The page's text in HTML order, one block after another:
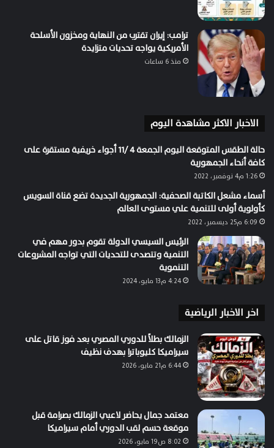
ترامب: إيران تقترب من النهاية ومخزون الأسلحة
الأمريكية يواجه تحديات متزايدة
منذ 6 ساعات
الاخبار الاكثر مشاهدة اليوم
حالة الطقس المتوقعة اليوم الجمعة 4 /11 أجواء خريفية مستقرة على
كافة أنحاء الجمهورية
1:26 م4 نوفمبر، 2022
أسماء مشعل الكاتبة الصحفية: الجمهورية الجديدة تضع قناة السويس
كأولوية أولى للتنمية علي مستوى العالم
6:09 م25 ديسمبر، 2022
الرئيس السيسي الدولة تقوم بدور مهم في
التنمية وتتصدى للتحديات التي تواجه المشروعات
التنموية
4:24 م13 مايو، 2024
اخر الاخبار الرياضية
الزمالك بطلاً للدوري المصري بعد فوز قاتل على
سيراميكا كليوباترا بهدف نظيف
6:44 م21 مايو، 2026
معتمد جمال يحاضر لاعبي الزمالك بصرامة قبل
موقعة حسم لقب الدوري أمام سيراميكا
8:02 ص19 مايو، 2026